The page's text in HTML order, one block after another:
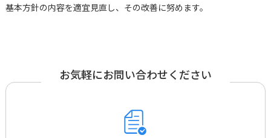
基本方針の内容を適宜見直し、その改善に努めます。
お気軽にお問い合わせください